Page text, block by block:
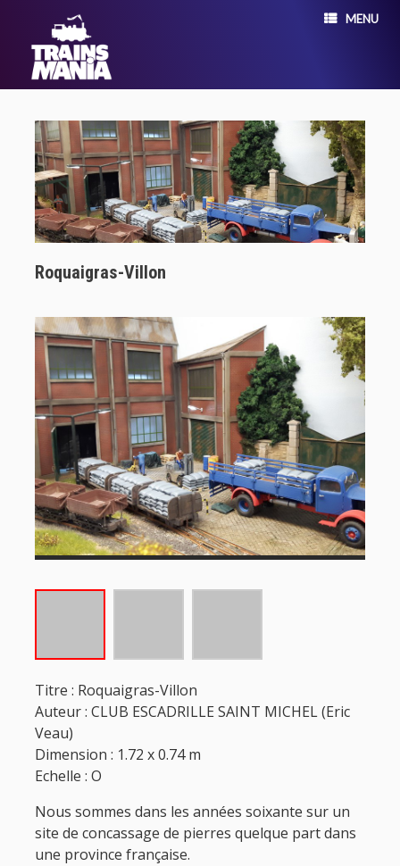
MENU
Roquaigras-Villon
Titre : Roquaigras-Villon
Auteur : CLUB ESCADRILLE SAINT MICHEL (Eric
Veau)
Dimension : 1.72 x 0.74 m
Echelle : O
Nous sommes dans les années soixante sur un
site de concassage de pierres quelque part dans
une province française.